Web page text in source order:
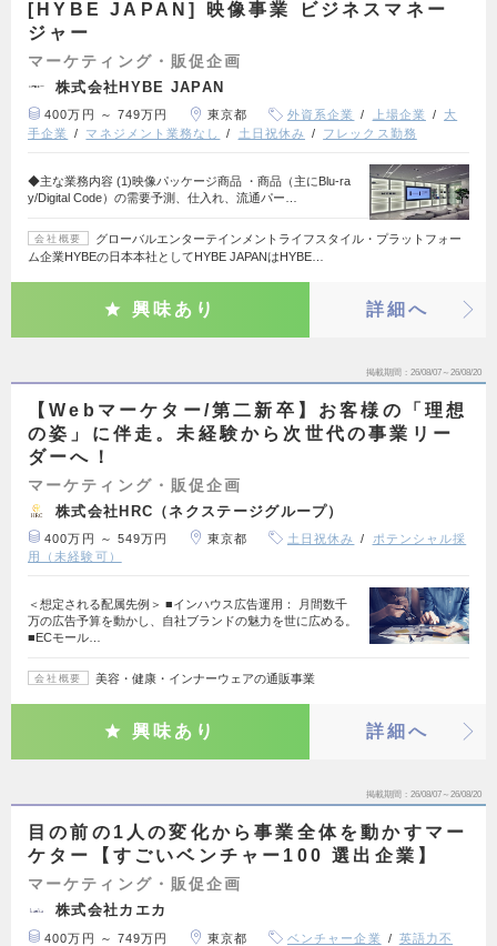
[HYBE JAPAN] 映像事業 ビジネスマネー
ジャー
マーケティング・販促企画
株式会社HYBE JAPAN
400万円 ～ 749万円 東京都 外資系企業 上場企業
大
手企業
マネジメント業務なし 土日祝休み フレックス勤務
◆主な業務内容 (1)映像パッケージ商品 ・商品（主にBlu-ra
y/Digital Code）の需要予測、仕入れ、流通パー…
会社概要
グローバルエンターテインメントライフスタイル・プラットフォー
ム企業HYBEの日本本社としてHYBE JAPANはHYBE…
興味あり 詳細へ
掲載期間 26/08/07～26/08/20
【Webマーケター/第二新卒】お客様の「理想
の姿」に伴走。未経験から次世代の事業リー
ダーへ！
マーケティング・販促企画
株式会社HRC（ネクステージグループ）
400万円 ～ 549万円 東京都 土日祝休み
ポテンシャル採
用（未経験可）
＜想定される配属先例＞ ■インハウス広告運用： 月間数千
万の広告予算を動かし、自社ブランドの魅力を世に広める。
■ECモール…
会社概要 美容・健康・インナーウェアの通販事業
興味あり 詳細へ
掲載期間 26/08/07～26/08/20
目の前の1人の変化から事業全体を動かすマー
ケター【すごいベンチャー100 選出企業】
マーケティング・販促企画
株式会社カエカ
400万円 ～ 749万円 東京都 ベンチャー企業
英語力不